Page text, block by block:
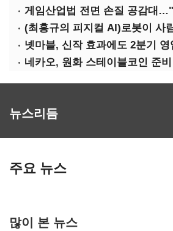
넷마블, 신작 효과에도 2분기 영
뉴스리듬
주요 뉴스
많이 본 뉴스